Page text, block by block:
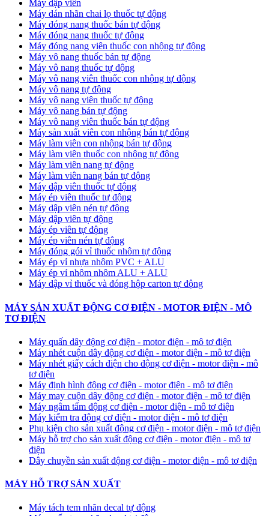
Máy dập viên
Máy dán nhãn chai lọ thuốc tự động
Máy đóng nang thuốc bán tự động
Máy đóng nang thuốc tự động
Máy đóng nang viên thuốc con nhộng tự động
Máy vô nang thuốc bán tự động
Máy vô nang thuốc tự động
Máy vô nang viên thuốc con nhộng tự động
Máy vô nang tự động
Máy vô nang viên thuốc tự động
Máy vô nang bán tự động
Máy vô nang viên thuốc bán tự động
Máy sản xuất viên con nhộng bán tự động
Máy làm viên con nhộng bán tự động
Máy làm viên thuốc con nhộng tự động
Máy làm viên nang tự động
Máy làm viên nang bán tự động
Máy dập viên thuốc tự động
​Máy ép viên thuốc tự động
​Máy dập viên nén tự động
​Máy dập viên tự động
Máy ép viên tự động
​Máy ép viên nén tự động
Máy đóng gói vỉ thuốc nhôm tự động
​Máy ép vỉ nhựa nhôm PVC + ALU
​Máy ép vỉ nhôm nhôm ALU + ALU
Máy dập vỉ thuốc và đóng hộp carton tự động
MÁY SẢN XUẤT ĐỘNG CƠ ĐIỆN - MOTOR ĐIỆN - MÔ
TƠ ĐIỆN
Máy quấn dây động cơ điện - motor điện - mô tơ điện
Máy nhét cuộn dây động cơ điện - motor điện - mô tơ điện
Máy nhét giấy cách điện cho động cơ điện - motor điện - mô
tơ điện
Máy định hình động cơ điện - motor điện - mô tơ điện
Máy may cuộn dây động cơ điện - motor điện - mô tơ điện
Máy ngâm tẩm động cơ điện - motor điện - mô tơ điện
Máy kiểm tra động cơ điện - motor điện - mô tơ điện
Phụ kiện cho sản xuất động cơ điện - motor điện - mô tơ điện
Máy hỗ trợ cho sản xuất động cơ điện - motor điện - mô tơ
điện
Dây chuyền sản xuất động cơ điện - motor điện - mô tơ điện
MÁY HỖ TRỢ SẢN XUẤT
Máy tách tem nhãn decal tự động